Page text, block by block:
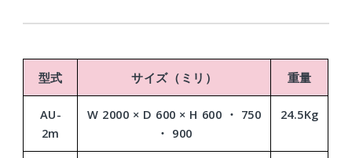
型式 サイズ（ミリ） 重量
AU-
2m
W 2000 × D 600 × H 600 ・ 750
・ 900
24.5Kg